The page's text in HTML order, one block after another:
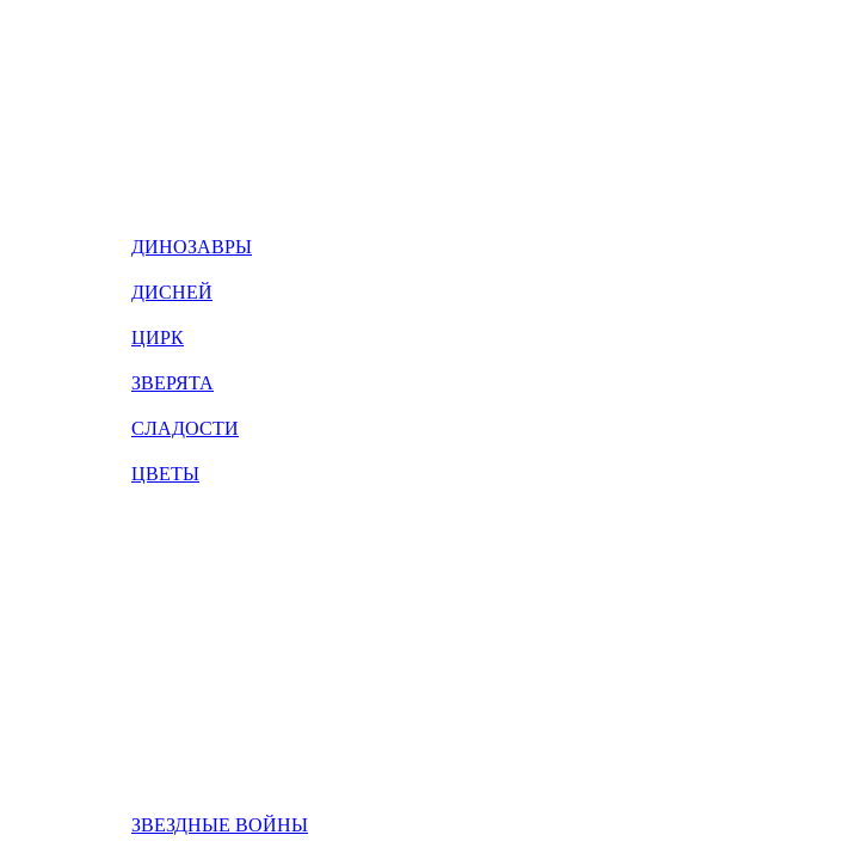
ДИНОЗАВРЫ
ДИСНЕЙ
ЦИРК
ЗВЕРЯТА
СЛАДОСТИ
ЦВЕТЫ
ЗВЕЗДНЫЕ ВОЙНЫ